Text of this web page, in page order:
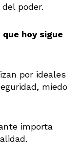
poder.
hoy sigue
por ideales
miedo
importa